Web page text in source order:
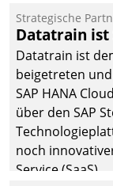
Strategische
Datatrain ist
Datatrain ist
beigetreten
SAP HANA
über den SAP
noch
Service (SaaS).